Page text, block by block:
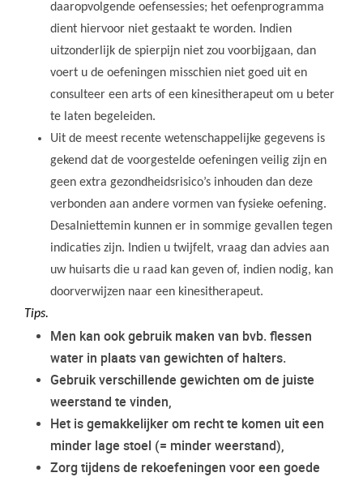
daaropvolgende oefensessies; het oefenprogramma
dient hiervoor niet gestaakt te worden. Indien
uitzonderlijk de spierpijn niet zou voorbijgaan, dan
voert u de oefeningen misschien niet goed uit en
consulteer een arts of een kinesitherapeut om u beter
te laten begeleiden.
Uit de meest recente wetenschappelijke gegevens is
gekend dat de voorgestelde oefeningen veilig zijn en
geen extra gezondheidsrisico’s inhouden dan deze
verbonden aan andere vormen van fysieke oefening.
Desalniettemin kunnen er in sommige gevallen tegen
indicaties zijn. Indien u twijfelt, vraag dan advies aan
uw huisarts die u raad kan geven of, indien nodig, kan
doorverwijzen naar een kinesitherapeut.
Tips.
Men kan ook gebruik maken van bvb. flessen
water in plaats van gewichten of halters.
Gebruik verschillende gewichten om de juiste
weerstand te vinden,
Het is gemakkelijker om recht te komen uit een
minder lage stoel (= minder weerstand),
Zorg tijdens de rekoefeningen voor een goede